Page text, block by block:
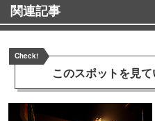
関連記事
Check!
このスポットを見て